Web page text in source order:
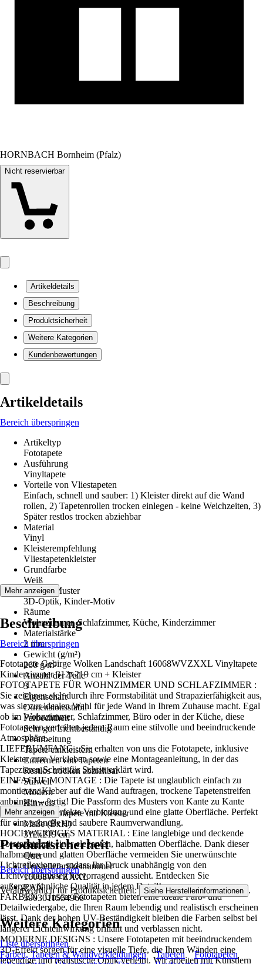
HORNBACH Bornheim (Pfalz)
Nicht reservierbar
Artikeldetails
Beschreibung
Produktsicherheit
Weitere Kategorien
Kundenbewertungen
Artikeldetails
Bereich überspringen
Artikeltyp
Fototapete
Ausführung
Vinyltapete
Vorteile von Vliestapeten
Einfach, schnell und sauber: 1) Kleister direkt auf die Wand
rollen, 2) Tapetenrollen trocken einlegen - keine Weichzeiten, 3)
Später restlos trocken abziehbar
Material
Vinyl
Kleisterempfehlung
Vliestapetenkleister
Grundfarbe
Weiß
Dekor / Muster
3D-Optik, Kinder-Motiv
Räume
Wohnzimmer, Schlafzimmer, Küche, Kinderzimmer
Materialstärke
2 mm
Gewicht (g/m²)
260 g/m²
Anzahl der Teile
3
Eigenschaft
Dimensionsstabil
Farbechtheit
Sehr gut Lichtbeständig
Verarbeitung
Tapete einkleistern
Entfernen von Tapeten
Restlos trocken abziehbar
Stilwelt
Modern
Hinweis
Vlies Fototapete mit Kleister
Maße (BxH)
312x219 cm
Format
Quer
Herstellerartikelnummer
16068WVZXXL
EAN
5903011554966
Mehr anzeigen
Beschreibung
Bereich überspringen
Fototapete Gebirge Wolken Landschaft 16068WVZXXL Vinyltapete
Kinderzimmer 312x219 cm + Kleister
FOTOTAPETE FÜR WOHNZIMMER UND SCHLAFZIMMER :
Sie zeichnen sich durch ihre Formstabilität und Strapazierfähigkeit aus,
was sie zur idealen Wahl für jede Wand in Ihrem Zuhause macht. Egal
ob im Wohnzimmer, Schlafzimmer, Büro oder in der Küche, diese
Fototapeten verleihen jedem Raum eine stilvolle und beeindruckende
Atmosphäre..
LIEFERUMFANG : Sie erhalten von uns die Fototapete, inklusive
Kleister zum Verkleben sowie eine Montageanleitung, in der das
Tapezieren Schritt für Schritt erklärt wird.
EINFACHE MONTAGE : Die Tapete ist unglaublich einfach zu
montieren: Kleber auf die Wand auftragen, trockene Tapetenstreifen
anbringen – fertig! Die Passform des Musters von Kante zu Kante
sorgt für eine perfekte Verbindung und eine glatte Oberfläche. Perfekt
für eine schnelle und saubere Raumverwandlung.
HOCHWERTIGES MATERIAL : Eine langlebige und deckende
Fototapete mit einer eleganten, halbmatten Oberfläche. Dank dieser
halbmatten und glatten Oberfläche vermeiden Sie unerwünschte
Lichtreflexionen, sodass Ihr Druck unabhängig von den
Lichtverhältnissen hervorragend aussieht. Entdecken Sie
außergewöhnliche Qualität in jedem Detail!
FARBEN : Unsere Fototapeten bieten eine ideale Farb- und
Detailwiedergabe, die Ihren Raum lebendig und realistisch erscheinen
lässt. Dank der hohen UV-Beständigkeit bleiben die Farben selbst bei
längerer Lichteinwirkung brillant und verblassen nicht.
MODERNE DESIGNS : Unsere Fototapeten mit beeindruckendem
3D-Effekt sorgen für eine visuelle Tiefe, die Ihren Wänden eine
lebendige und realistische Optik verleiht. Wir arbeiten mit Künstlern
Mehr anzeigen
Produktsicherheit
Bereich überspringen
Verantwortlich für Produktsicherheit: Siehe Herstellerinformationen .
Weitere Kategorien
Liste überspringen
Farben, Tapeten & Wandverkleidungen
Tapeten
Fototapeten